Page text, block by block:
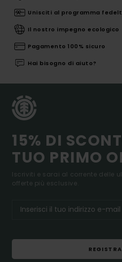
Unisciti al programma
Il nostro impegno ecologico
Pagamento 100% sicuro
Hai bisogno di aiuto?
15% DI
TUO PRIMO
Iscriviti e sarai al corrente delle
offerte più esclusive.